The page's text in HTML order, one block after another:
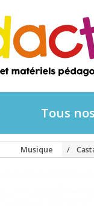
Tous
Musique